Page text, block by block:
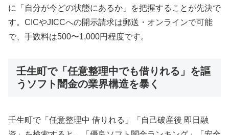
に「自分が今どの状態にあるか」を把握することが先決で
す。CICやJICCへの開示請求は郵送・オンラインで可能
で、手数料は500〜1,000円程度です。
壬生町で「任意整理中でも借りれる」を謳
うソフト闇金の業界構造を暴く
壬生町で「任意整理中 借りれる」「自己破産後 即日融